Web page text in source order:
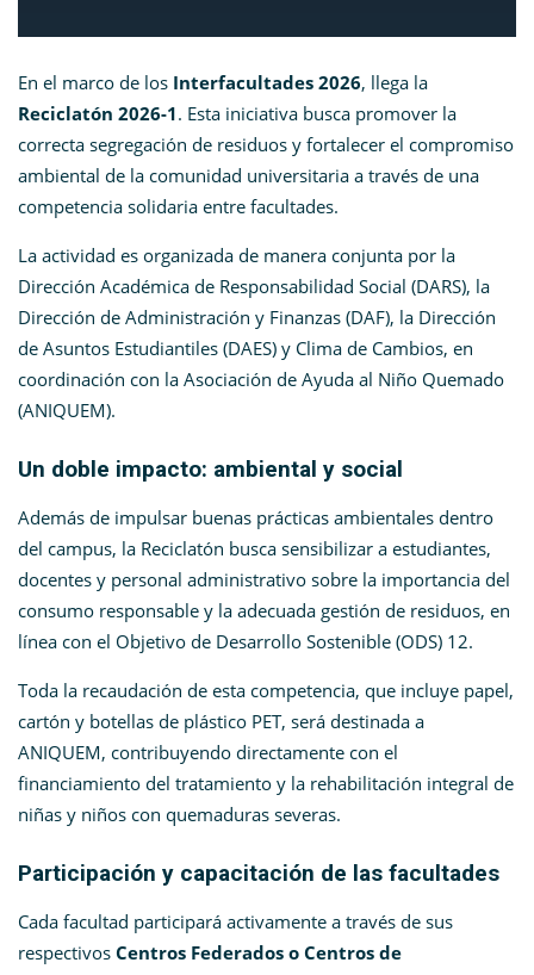
En el marco de los Interfacultades 2026, llega la
Reciclatón 2026-1. Esta iniciativa busca promover la
correcta segregación de residuos y fortalecer el compromiso
ambiental de la comunidad universitaria a través de una
competencia solidaria entre facultades.
La actividad es organizada de manera conjunta por la
Dirección Académica de Responsabilidad Social (DARS), la
Dirección de Administración y Finanzas (DAF), la Dirección
de Asuntos Estudiantiles (DAES) y Clima de Cambios, en
coordinación con la Asociación de Ayuda al Niño Quemado
(ANIQUEM).
Un doble impacto: ambiental y social
Además de impulsar buenas prácticas ambientales dentro
del campus, la Reciclatón busca sensibilizar a estudiantes,
docentes y personal administrativo sobre la importancia del
consumo responsable y la adecuada gestión de residuos, en
línea con el Objetivo de Desarrollo Sostenible (ODS) 12.
Toda la recaudación de esta competencia, que incluye papel,
cartón y botellas de plástico PET, será destinada a
ANIQUEM, contribuyendo directamente con el
financiamiento del tratamiento y la rehabilitación integral de
niñas y niños con quemaduras severas.
Participación y capacitación de las facultades
Cada facultad participará activamente a través de sus
respectivos Centros Federados o Centros de